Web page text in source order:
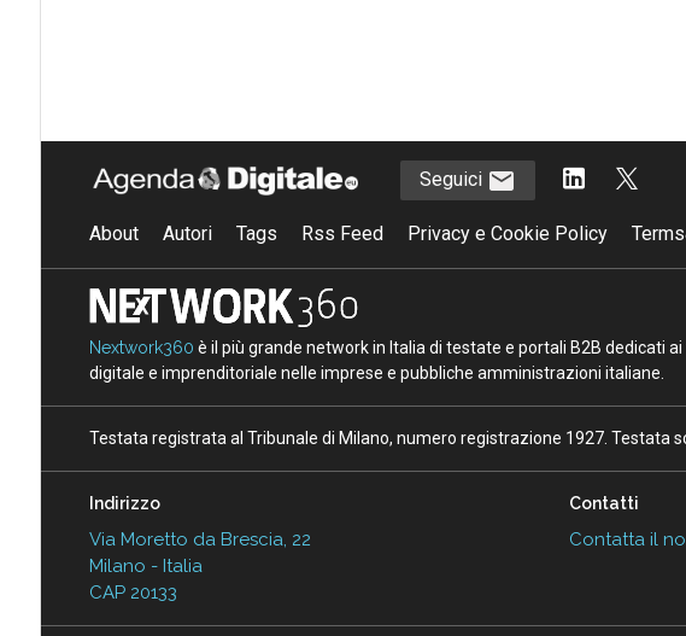
Seguici
About Autori Tags Rss Feed Privacy e Cookie Policy
Nextwork360 è il più grande network in Italia di testate e portali B2B dedicati
digitale e imprenditoriale nelle imprese e pubbliche amministrazioni italiane.
Testata registrata al Tribunale di Milano, numero registrazione 1927. Testata
Indirizzo
Via Moretto da Brescia, 22
Milano - Italia
CAP 20133
Contatti
Contatta il